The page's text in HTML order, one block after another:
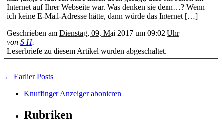
Internet auf Ihrer Webseite war. Was denken sie denn…? Wenn
ich keine E-Mail-Adresse hätte, dann würde das Internet […]
Geschrieben am Dienstag, 09. Mai 2017 um 09:02 Uhr
von S H.
Leserbriefe zu diesem Artikel wurden abgeschaltet.
← Earlier Posts
Knuffinger Anzeiger abonieren
Rubriken